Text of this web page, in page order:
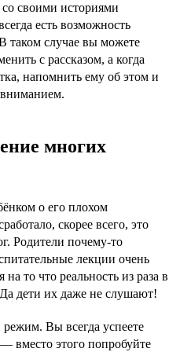
своими историями
есть возможность
таком случае вы можете
с рассказом, а когда
напомнить ему об этом и
многих
о его плохом
скорее всего, это
Родители почему‑то
лекции очень
то что реальность из раза в
Да дети их даже не слушают!
Вы всегда успеете
вместо этого попробуйте